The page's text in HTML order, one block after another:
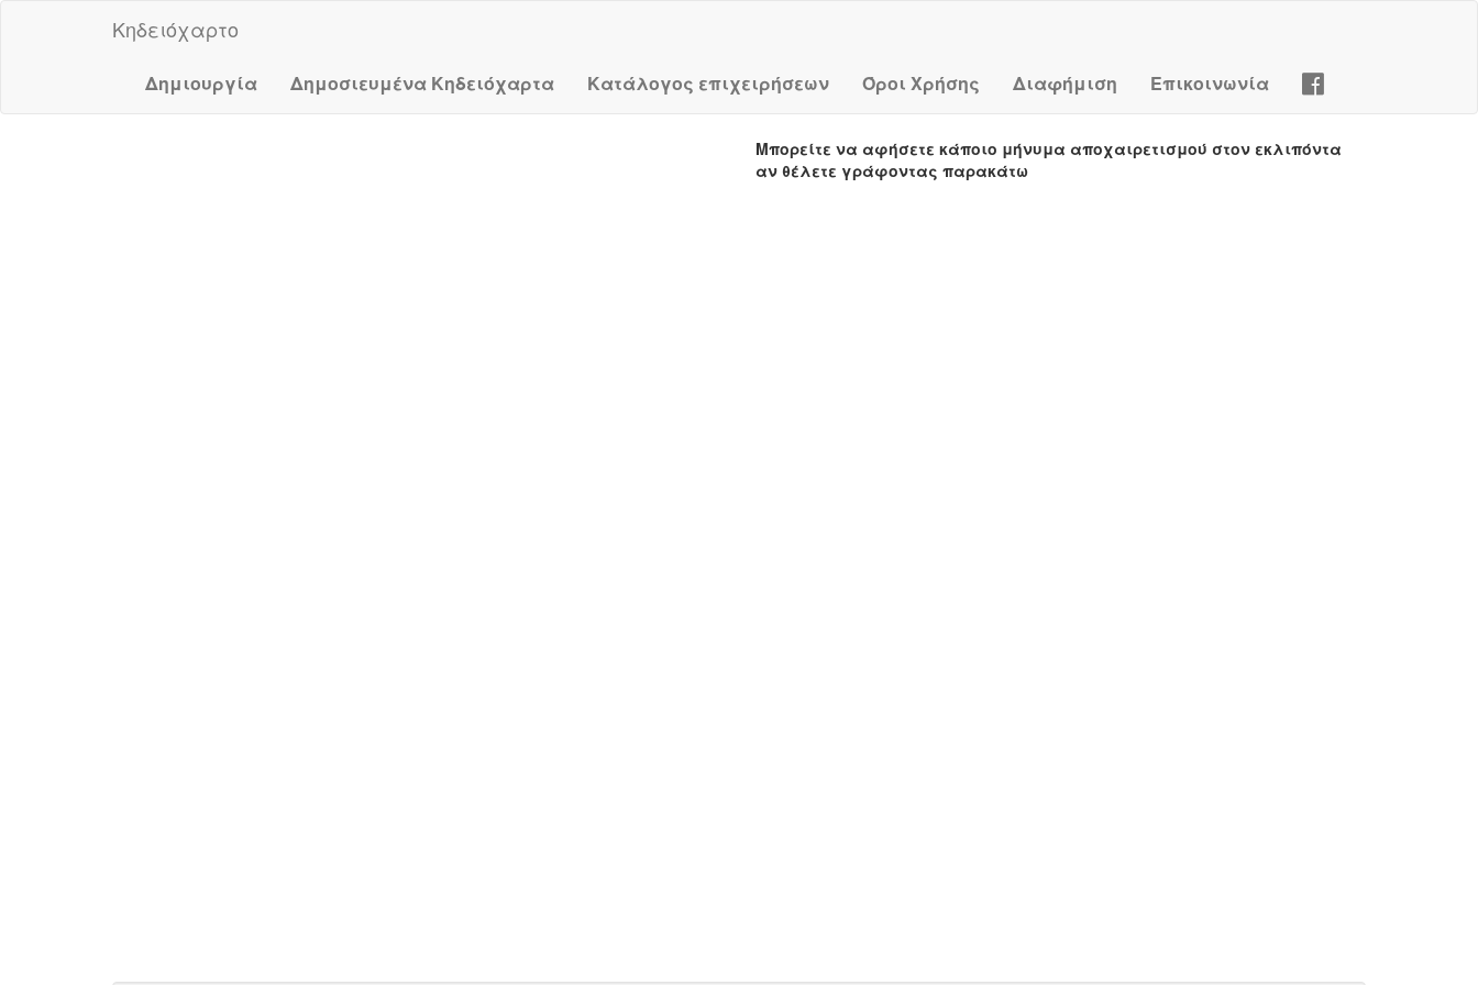
Κηδειόχαρτο
Δημιουργία Δημοσιευμένα Κηδειόχαρτα Κατάλογος επιχειρήσεων Όροι Χρήσης Διαφήμιση Επικοινωνία
Μπορείτε να αφήσετε κάποιο μήνυμα αποχαιρετισμού στον εκλιπόντα
αν θέλετε γράφοντας παρακάτω